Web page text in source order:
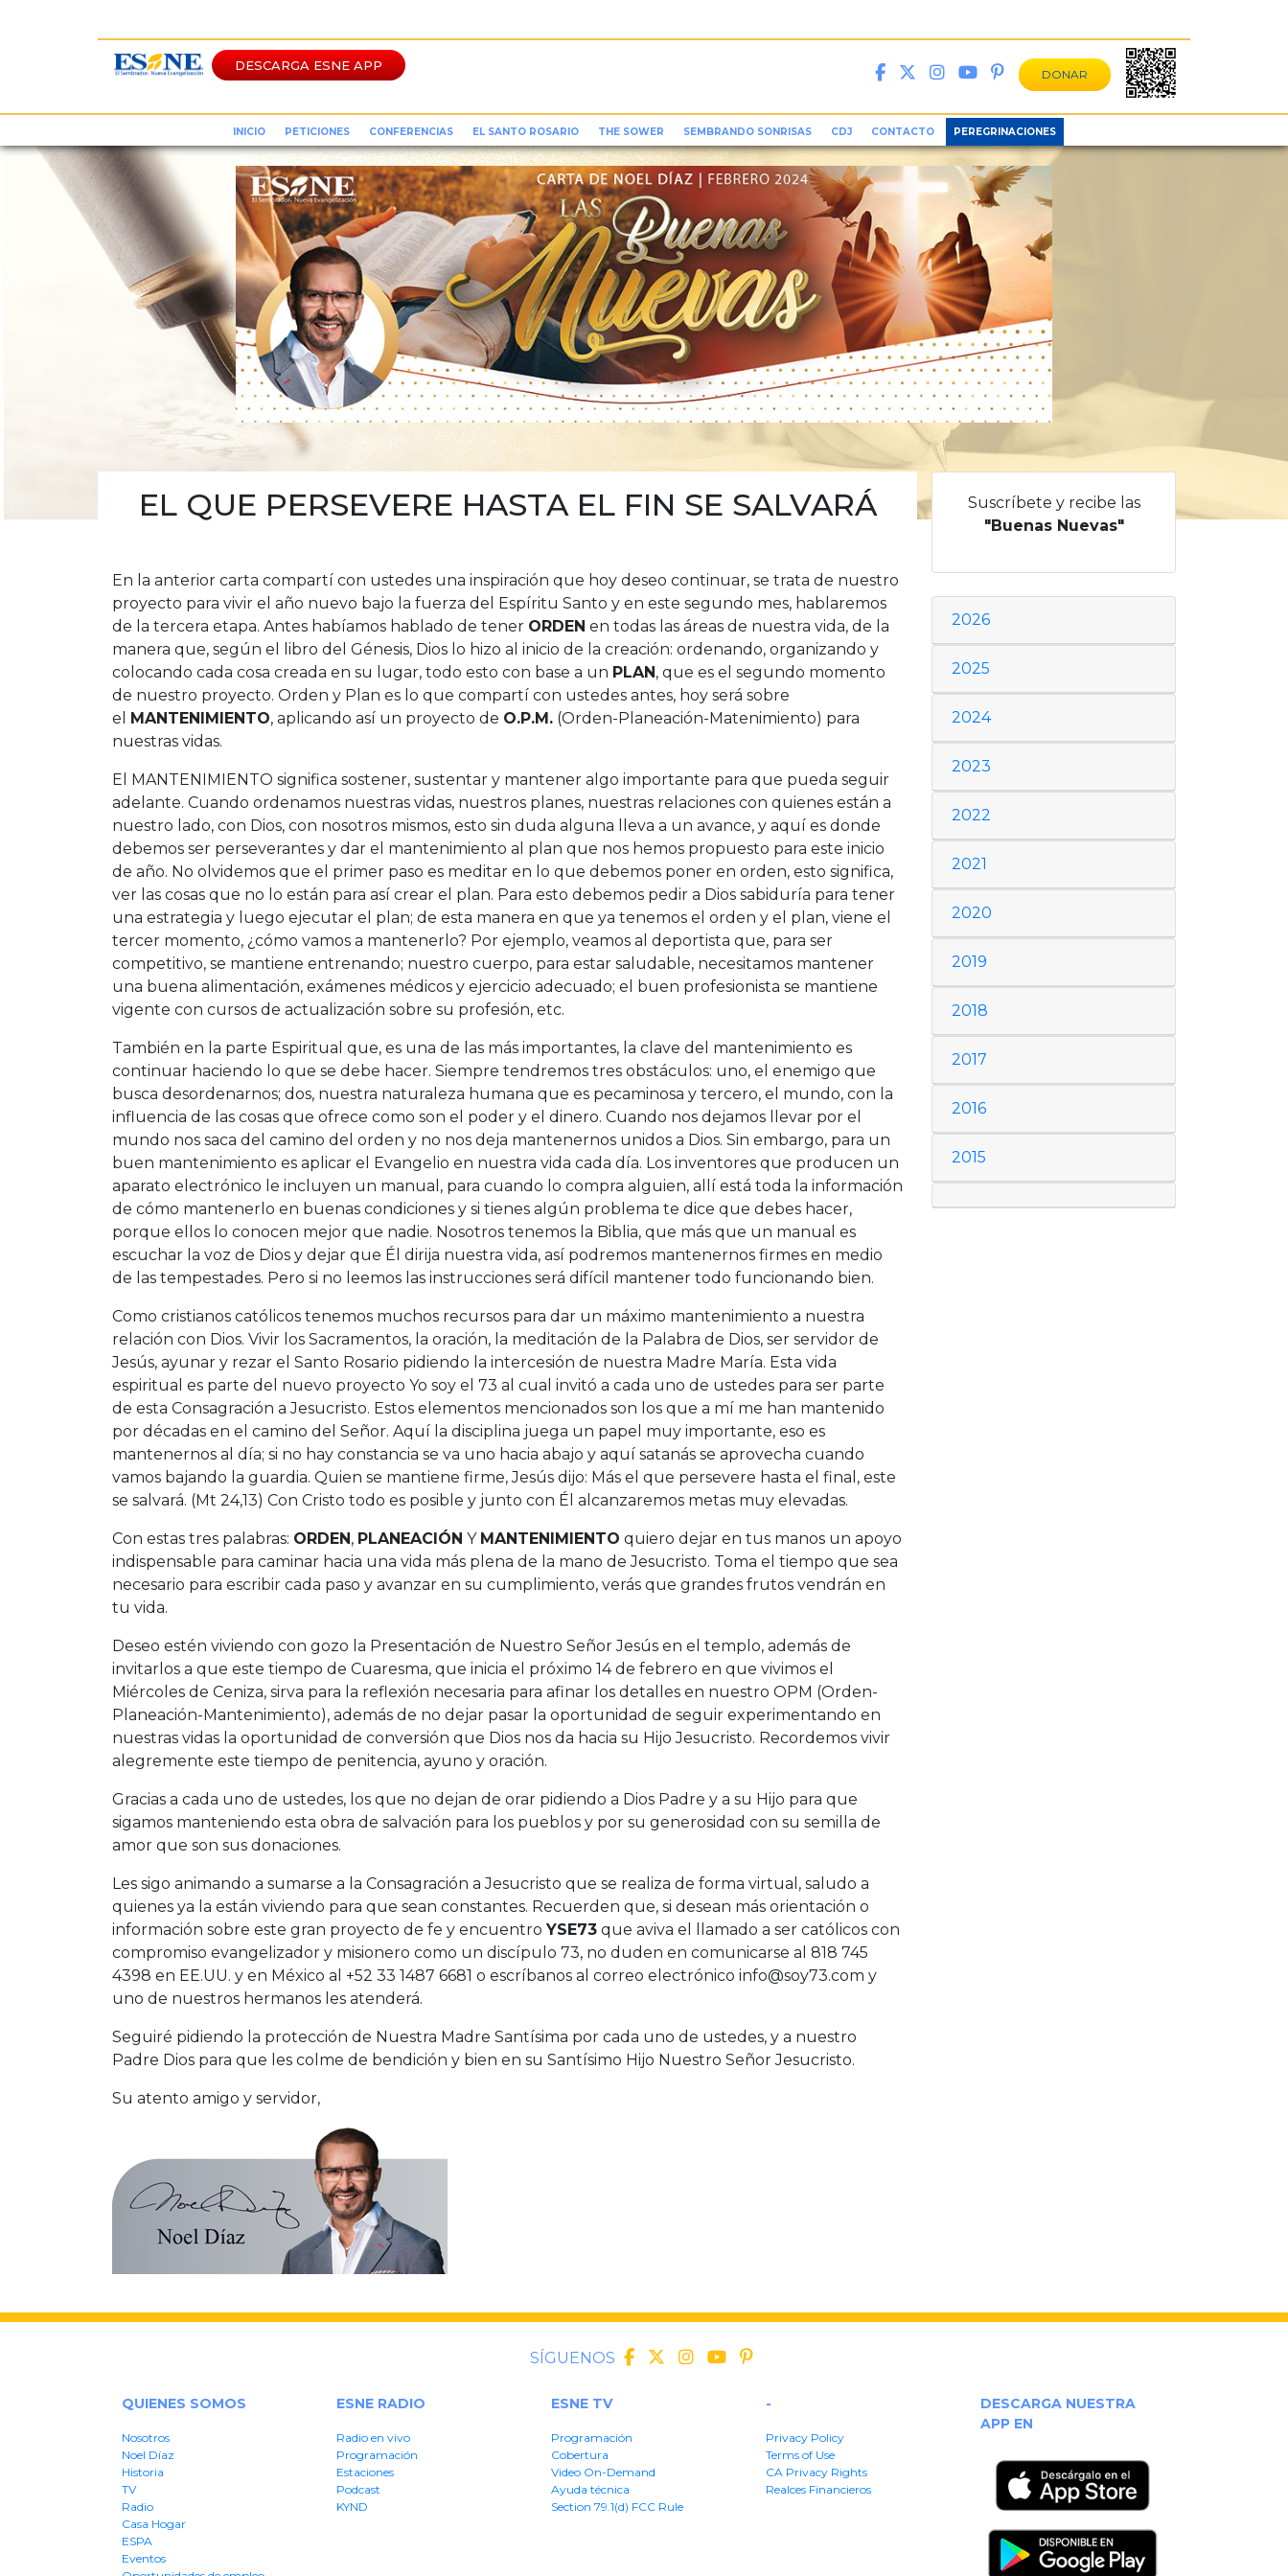
DESCARGA ESNE APP
DONAR
INICIO PETICIONES CONFERENCIAS EL SANTO ROSARIO THE SOWER SEMBRANDO SONRISAS CDJ CONTACTO PEREGRINACIONES
EL QUE PERSEVERE HASTA EL FIN SE SALVARÁ
En la anterior carta compartí con ustedes una inspiración que hoy deseo continuar, se trata de nuestro
proyecto para vivir el año nuevo bajo la fuerza del Espíritu Santo y en este segundo mes, hablaremos
de la tercera etapa. Antes habíamos hablado de tener ORDEN en todas las áreas de nuestra vida, de la
manera que, según el libro del Génesis, Dios lo hizo al inicio de la creación: ordenando, organizando y
colocando cada cosa creada en su lugar, todo esto con base a un PLAN, que es el segundo momento
de nuestro proyecto. Orden y Plan es lo que compartí con ustedes antes, hoy será sobre
el MANTENIMIENTO, aplicando así un proyecto de O.P.M. (Orden-Planeación-Matenimiento) para
nuestras vidas.
El MANTENIMIENTO significa sostener, sustentar y mantener algo importante para que pueda seguir
adelante. Cuando ordenamos nuestras vidas, nuestros planes, nuestras relaciones con quienes están a
nuestro lado, con Dios, con nosotros mismos, esto sin duda alguna lleva a un avance, y aquí es donde
debemos ser perseverantes y dar el mantenimiento al plan que nos hemos propuesto para este inicio
de año. No olvidemos que el primer paso es meditar en lo que debemos poner en orden, esto significa,
ver las cosas que no lo están para así crear el plan. Para esto debemos pedir a Dios sabiduría para tener
una estrategia y luego ejecutar el plan; de esta manera en que ya tenemos el orden y el plan, viene el
tercer momento, ¿cómo vamos a mantenerlo? Por ejemplo, veamos al deportista que, para ser
competitivo, se mantiene entrenando; nuestro cuerpo, para estar saludable, necesitamos mantener
una buena alimentación, exámenes médicos y ejercicio adecuado; el buen profesionista se mantiene
vigente con cursos de actualización sobre su profesión, etc.
También en la parte Espiritual que, es una de las más importantes, la clave del mantenimiento es
continuar haciendo lo que se debe hacer. Siempre tendremos tres obstáculos: uno, el enemigo que
busca desordenarnos; dos, nuestra naturaleza humana que es pecaminosa y tercero, el mundo, con la
influencia de las cosas que ofrece como son el poder y el dinero. Cuando nos dejamos llevar por el
mundo nos saca del camino del orden y no nos deja mantenernos unidos a Dios. Sin embargo, para un
buen mantenimiento es aplicar el Evangelio en nuestra vida cada día. Los inventores que producen un
aparato electrónico le incluyen un manual, para cuando lo compra alguien, allí está toda la información
de cómo mantenerlo en buenas condiciones y si tienes algún problema te dice que debes hacer,
porque ellos lo conocen mejor que nadie. Nosotros tenemos la Biblia, que más que un manual es
escuchar la voz de Dios y dejar que Él dirija nuestra vida, así podremos mantenernos firmes en medio
de las tempestades. Pero si no leemos las instrucciones será difícil mantener todo funcionando bien.
Como cristianos católicos tenemos muchos recursos para dar un máximo mantenimiento a nuestra
relación con Dios. Vivir los Sacramentos, la oración, la meditación de la Palabra de Dios, ser servidor de
Jesús, ayunar y rezar el Santo Rosario pidiendo la intercesión de nuestra Madre María. Esta vida
espiritual es parte del nuevo proyecto Yo soy el 73 al cual invitó a cada uno de ustedes para ser parte
de esta Consagración a Jesucristo. Estos elementos mencionados son los que a mí me han mantenido
por décadas en el camino del Señor. Aquí la disciplina juega un papel muy importante, eso es
mantenernos al día; si no hay constancia se va uno hacia abajo y aquí satanás se aprovecha cuando
vamos bajando la guardia. Quien se mantiene firme, Jesús dijo: Más el que persevere hasta el final, este
se salvará. (Mt 24,13) Con Cristo todo es posible y junto con Él alcanzaremos metas muy elevadas.
Con estas tres palabras: ORDEN, PLANEACIÓN Y MANTENIMIENTO quiero dejar en tus manos un apoyo
indispensable para caminar hacia una vida más plena de la mano de Jesucristo. Toma el tiempo que sea
necesario para escribir cada paso y avanzar en su cumplimiento, verás que grandes frutos vendrán en
tu vida.
Deseo estén viviendo con gozo la Presentación de Nuestro Señor Jesús en el templo, además de
invitarlos a que este tiempo de Cuaresma, que inicia el próximo 14 de febrero en que vivimos el
Miércoles de Ceniza, sirva para la reflexión necesaria para afinar los detalles en nuestro OPM (Orden-
Planeación-Mantenimiento), además de no dejar pasar la oportunidad de seguir experimentando en
nuestras vidas la oportunidad de conversión que Dios nos da hacia su Hijo Jesucristo. Recordemos vivir
alegremente este tiempo de penitencia, ayuno y oración.
Gracias a cada uno de ustedes, los que no dejan de orar pidiendo a Dios Padre y a su Hijo para que
sigamos manteniendo esta obra de salvación para los pueblos y por su generosidad con su semilla de
amor que son sus donaciones.
Les sigo animando a sumarse a la Consagración a Jesucristo que se realiza de forma virtual, saludo a
quienes ya la están viviendo para que sean constantes. Recuerden que, si desean más orientación o
información sobre este gran proyecto de fe y encuentro YSE73 que aviva el llamado a ser católicos con
compromiso evangelizador y misionero como un discípulo 73, no duden en comunicarse al 818 745
4398 en EE.UU. y en México al +52 33 1487 6681 o escríbanos al correo electrónico info@soy73.com y
uno de nuestros hermanos les atenderá.
Seguiré pidiendo la protección de Nuestra Madre Santísima por cada uno de ustedes, y a nuestro
Padre Dios para que les colme de bendición y bien en su Santísimo Hijo Nuestro Señor Jesucristo.
Su atento amigo y servidor,
Suscríbete y recibe las
"Buenas Nuevas"
2026
2025
2024
2023
2022
2021
2020
2019
2018
2017
2016
2015
SÍGUENOS
QUIENES SOMOS
Nosotros
Noel Díaz
Historia
TV
Radio
Casa Hogar
ESPA
Eventos
ESNE RADIO
Radio en vivo
Programación
Estaciones
Podcast
KYND
ESNE TV
Programación
Cobertura
Video On-Demand
Ayuda técnica
Section 79.1(d) FCC Rule
-
Privacy Policy
Terms of Use
CA Privacy Rights
Realces Financieros
DESCARGA NUESTRA
APP EN